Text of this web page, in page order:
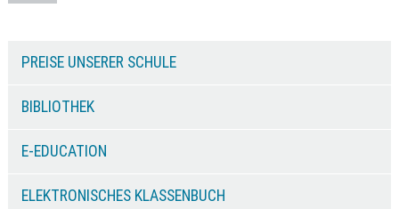
PREISE UNSERER SCHULE
BIBLIOTHEK
E-EDUCATION
ELEKTRONISCHES KLASSENBUCH